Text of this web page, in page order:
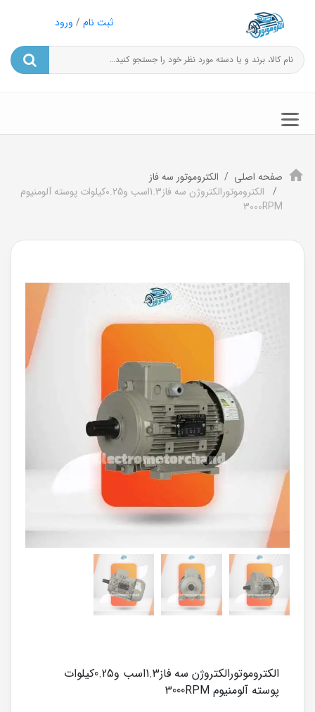
ثبت نام / ورود
صفحه اصلی
الکتروموتور سه فاز
الکتروموتورالکتروژن سه فاز1.3اسب و0.25کیلوات پوسته آلومنیوم
3000RPM
الکتروموتورالکتروژن سه فاز1.3اسب و0.25کیلوات
پوسته آلومنیوم 3000RPM